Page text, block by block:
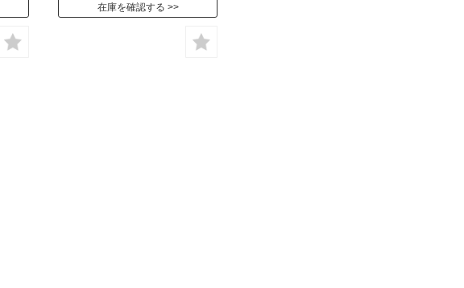
在庫を確認する